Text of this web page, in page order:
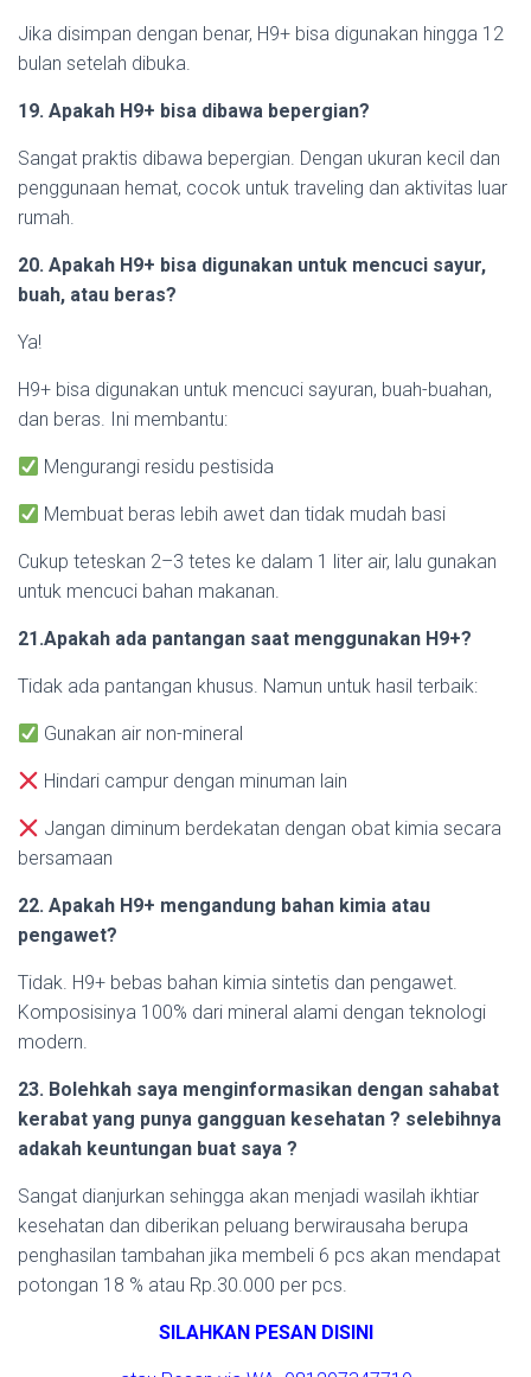
Jika disimpan dengan benar, H9+ bisa digunakan hingga 12
bulan setelah dibuka.
19. Apakah H9+ bisa dibawa bepergian?
Sangat praktis dibawa bepergian. Dengan ukuran kecil dan
penggunaan hemat, cocok untuk traveling dan aktivitas luar
rumah.
20. Apakah H9+ bisa digunakan untuk mencuci sayur,
buah, atau beras?
Ya!
H9+ bisa digunakan untuk mencuci sayuran, buah-buahan,
dan beras. Ini membantu:
Mengurangi residu pestisida
Membuat beras lebih awet dan tidak mudah basi
Cukup teteskan 2–3 tetes ke dalam 1 liter air, lalu gunakan
untuk mencuci bahan makanan.
21.Apakah ada pantangan saat menggunakan H9+?
Tidak ada pantangan khusus. Namun untuk hasil terbaik:
Gunakan air non-mineral
Hindari campur dengan minuman lain
Jangan diminum berdekatan dengan obat kimia secara
bersamaan
22. Apakah H9+ mengandung bahan kimia atau
pengawet?
Tidak. H9+ bebas bahan kimia sintetis dan pengawet.
Komposisinya 100% dari mineral alami dengan teknologi
modern.
23. Bolehkah saya menginformasikan dengan sahabat
kerabat yang punya gangguan kesehatan ? selebihnya
adakah keuntungan buat saya ?
Sangat dianjurkan sehingga akan menjadi wasilah ikhtiar
kesehatan dan diberikan peluang berwirausaha berupa
penghasilan tambahan jika membeli 6 pcs akan mendapat
potongan 18 % atau Rp.30.000 per pcs.
SILAHKAN PESAN DISINI